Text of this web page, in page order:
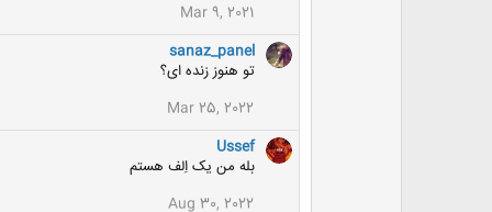
Mar 9, 2021
sanaz_panel
تو هنوز زنده ای؟
Mar 25, 2022
Ussef
بله من یک اِلف هستم
Aug 30, 2022